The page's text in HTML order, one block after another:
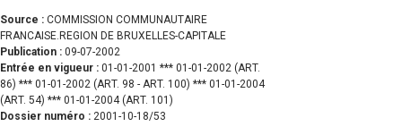
Source : COMMISSION COMMUNAUTAIRE
FRANCAISE.REGION DE BRUXELLES-CAPITALE
Publication : 09-07-2002
Entrée en vigueur : 01-01-2001 *** 01-01-2002 (ART.
86) *** 01-01-2002 (ART. 98 - ART. 100) *** 01-01-2004
(ART. 54) *** 01-01-2004 (ART. 101)
Dossier numéro : 2001-10-18/53